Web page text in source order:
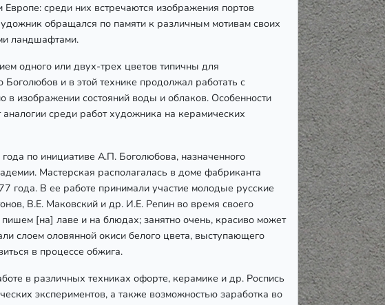
среди них встречаются изображения портов
обращался по памяти к различным мотивам своих
ландшафтами.
одного или двух-трех цветов типичны для
и в этой технике продолжал работать с
изображении состояний воды и облаков. Особенности
среди работ художника на керамических
по инициативе А.П. Боголюбова, назначенного
Мастерская располагалась в доме фабриканта
года. В ее работе принимали участие молодые русские
В.Е. Маковский и др. И.Е. Репин во время своего
[на] лаве и на блюдах; занятно очень, красиво может
слоем оловянной окиси белого цвета, выступающего
в процессе обжига.
в различных техниках офорте, керамике и др. Роспись
экспериментов, а также возможностью заработка во